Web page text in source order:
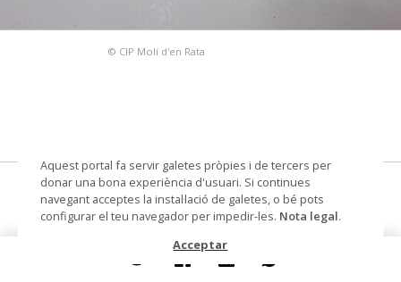
© CIP Molí d'en Rata
vas de precipitats
Autoria Schott AG
Aquest portal fa servir galetes pròpies i de tercers per
donar una bona experiència d'usuari. Si continues
navegant acceptes la instal·lació de galetes, o bé pots
configurar el teu navegador per impedir-les. Nota legal.
Acceptar